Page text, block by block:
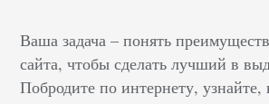
Ваша задача – понять
сайта, чтобы сделать лучший в
Побродите по интернету, узнайте,